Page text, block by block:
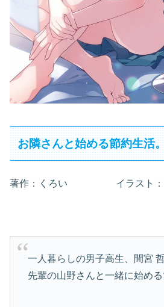
お隣さんと始める節約生活
著作：くろい イラスト：
一人暮らしの男子高生、間宮
先輩の山野さんと一緒に始める